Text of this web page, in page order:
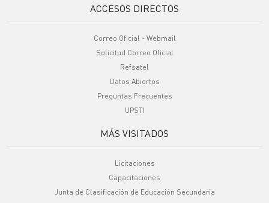
ACCESOS DIRECTOS
Correo Oficial - Webmail
Solicitud Correo Oficial
Refsatel
Datos Abiertos
Preguntas Frecuentes
UPSTI
MÁS VISITADOS
Licitaciones
Capacitaciones
Junta de Clasificación de Educación Secundaria